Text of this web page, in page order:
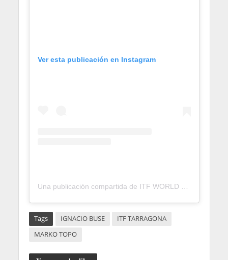
Ver esta publicación en Instagram
Una publicación compartida de ITF WORLD TENNIS TOUR | M25 – CIUTAT DE TARRAGONA (@itfm25ciutatdetarragona)
Tags IGNACIO BUSE
ITF TARRAGONA
MARKO TOPO